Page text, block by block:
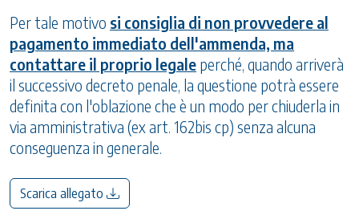
Per tale motivo si consiglia di non provvedere al
pagamento immediato dell'ammenda, ma
contattare il proprio legale perché, quando arriverà
il successivo decreto penale, la questione potrà essere
definita con l'oblazione che è un modo per chiuderla in
via amministrativa (ex art. 162bis cp) senza alcuna
conseguenza in generale.
Scarica allegato